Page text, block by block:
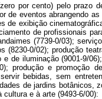
por cento) pelo prazo
de eventos abrangendo
de exibição
de profissionais
(7739-0/03);
(8230-0/02); produção
e de iluminação (9001-9/
produção e promoção
bebidas, sem
de jardins botânicos,
cultura e à arte (9493-6/